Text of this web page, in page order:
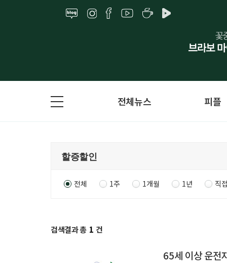
전체뉴스 피플
전체 1주 1개월 1년 직
검색결과 총 1 건
65세 이상 운전